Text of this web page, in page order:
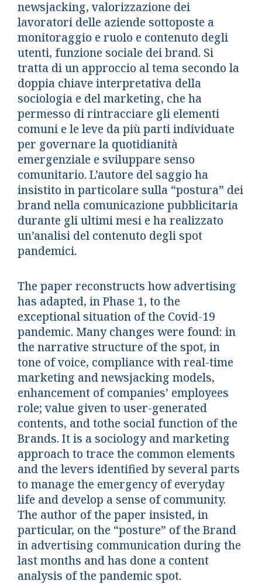
newsjacking, valorizzazione dei
lavoratori delle aziende sottoposte a
monitoraggio e ruolo e contenuto degli
utenti, funzione sociale dei brand. Si
tratta di un approccio al tema secondo la
doppia chiave interpretativa della
sociologia e del marketing, che ha
permesso di rintracciare gli elementi
comuni e le leve da più parti individuate
per governare la quotidianità
emergenziale e sviluppare senso
comunitario. L’autore del saggio ha
insistito in particolare sulla “postura” dei
brand nella comunicazione pubblicitaria
durante gli ultimi mesi e ha realizzato
un’analisi del contenuto degli spot
pandemici.
The paper reconstructs how advertising
has adapted, in Phase 1, to the
exceptional situation of the Covid-19
pandemic. Many changes were found: in
the narrative structure of the spot, in
tone of voice, compliance with real-time
marketing and newsjacking models,
enhancement of companies’ employees
role; value given to user-generated
contents, and tothe social function of the
Brands. It is a sociology and marketing
approach to trace the common elements
and the levers identified by several parts
to manage the emergency of everyday
life and develop a sense of community.
The author of the paper insisted, in
particular, on the “posture” of the Brand
in advertising communication during the
last months and has done a content
analysis of the pandemic spot.